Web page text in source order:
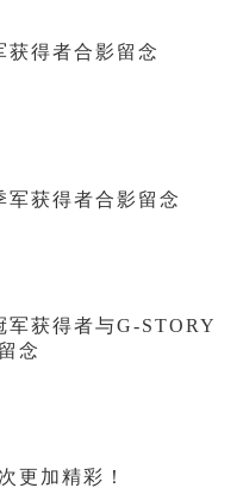
获得者合影留念
军获得者合影留念
军获得者与G-STORY
念
更加精彩！